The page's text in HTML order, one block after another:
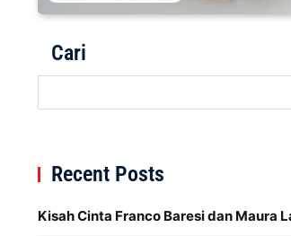
Cari
Recent Posts
Kisah Cinta Franco Baresi dan Maura